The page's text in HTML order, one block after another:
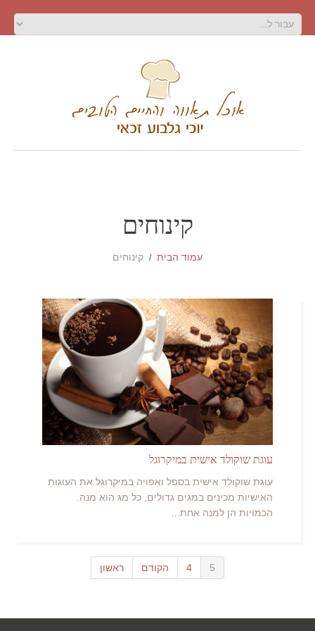
קינוחים
עמוד הבית קינוחים
עוגת שוקולד אישית במיקרוגל
עוגת שוקולד אישית בספל ואפויה במיקרוגל את העוגות
האישיות מכינים במגים גדולים, כל מג הוא מנה.
הכמויות הן למנה אחת...
ראשון הקודם 4 5